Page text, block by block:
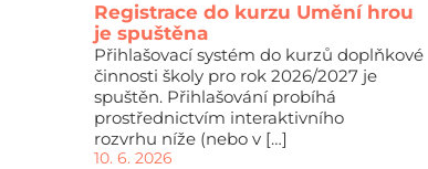
Registrace do kurzu Umění hrou
je spuštěna
Přihlašovací systém do kurzů doplňkové
činnosti školy pro rok 2026/2027 je
spuštěn. Přihlašování probíhá
prostřednictvím interaktivního
rozvrhu níže (nebo v […]
10. 6. 2026